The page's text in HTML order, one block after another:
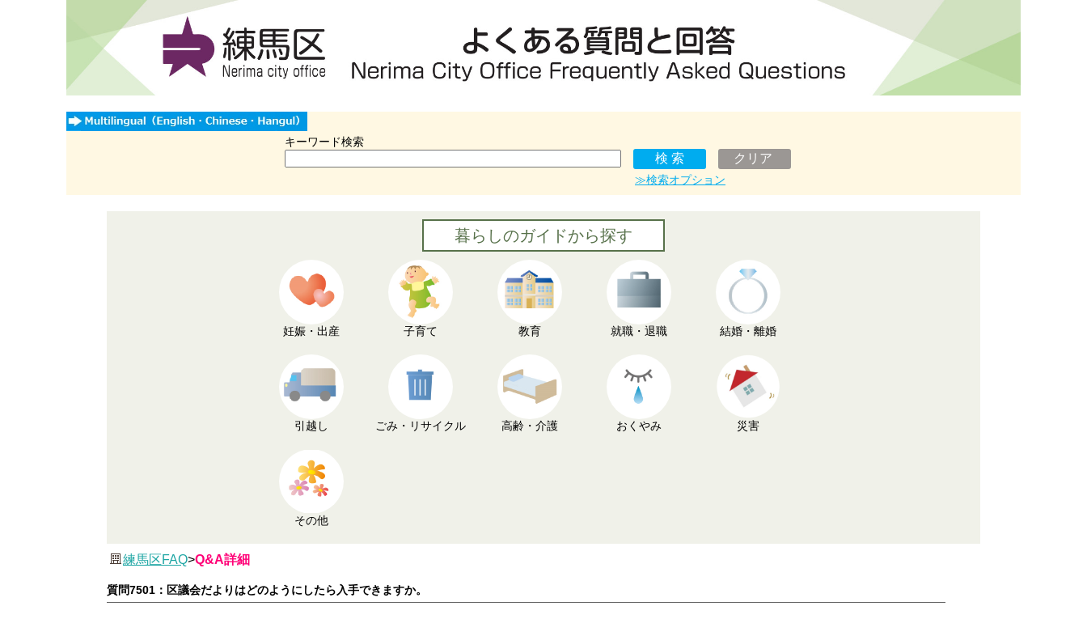
キーワード検索
≫検索オプション
暮らしのガイドから探す
妊娠・出産 子育て 教育 就職・退職 結婚・離婚
引越し ごみ・リサイクル 高齢・介護 おくやみ 災害
その他
練馬区FAQ>Q&A詳細
質問7501：区議会だよりはどのようにしたら入手できますか。